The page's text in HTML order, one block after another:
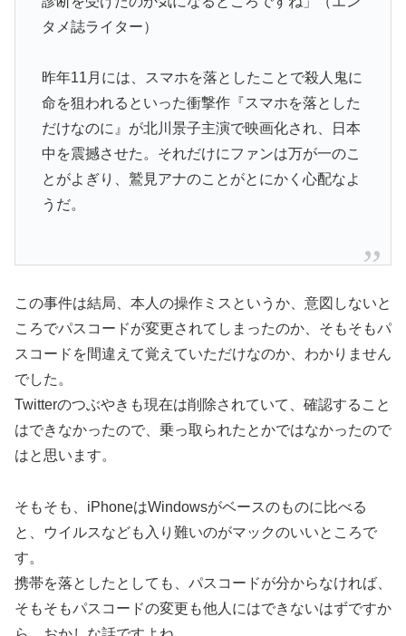
タメ誌ライター）
昨年11月には、スマホを落としたことで殺人鬼に
命を狙われるといった衝撃作『スマホを落とした
だけなのに』が北川景子主演で映画化され、日本
中を震撼させた。それだけにファンは万が一のこ
とがよぎり、鷲見アナのことがとにかく心配なよ
うだ。
この事件は結局、本人の操作ミスというか、意図しないと
ころでパスコードが変更されてしまったのか、そもそもパ
スコードを間違えて覚えていただけなのか、わかりません
でした。
Twitterのつぶやきも現在は削除されていて、確認すること
はできなかったので、乗っ取られたとかではなかったので
はと思います。
そもそも、iPhoneはWindowsがベースのものに比べる
と、ウイルスなども入り難いのがマックのいいところで
す。
携帯を落としたとしても、パスコードが分からなければ、
そもそもパスコードの変更も他人にはできないはずですか